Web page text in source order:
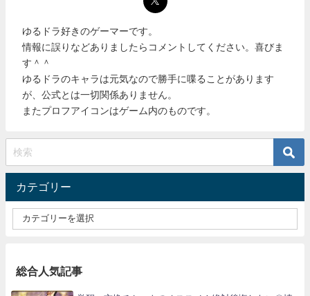
ゆるドラ好きのゲーマーです。
情報に誤りなどありましたらコメントしてください。喜びま
す＾＾
ゆるドラのキャラは元気なので勝手に喋ることがあります
が、公式とは一切関係ありません。
またプロフアイコンはゲーム内のものです。
カテゴリー
総合人気記事